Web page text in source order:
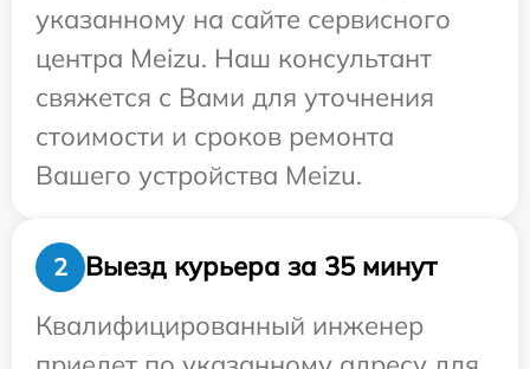
указанному на сайте сервисного
центра Meizu. Наш консультант
свяжется с Вами для уточнения
стоимости и сроков ремонта
Вашего устройства Meizu.
2
Выезд курьера за 35 минут
Квалифицированный инженер